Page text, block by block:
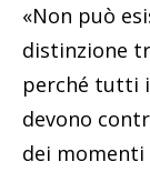
«Non può
distinzione
perché tutti
devono
dei momenti